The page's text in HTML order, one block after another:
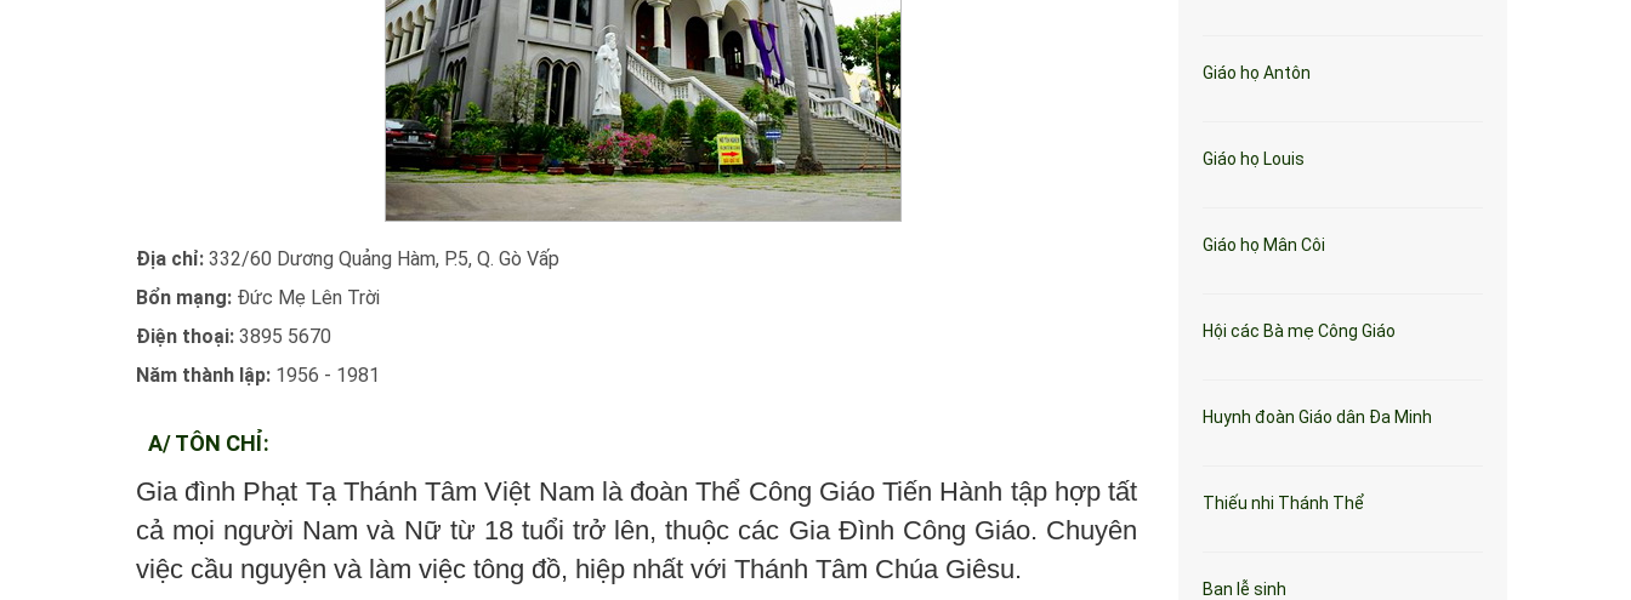
Địa chỉ: 332/60 Dương Quảng Hàm, P.5, Q. Gò Vấp
Bổn mạng: Đức Mẹ Lên Trời
Điện thoại: 3895 5670
Năm thành lập: 1956 - 1981
A/ TÔN CHỈ:
Gia đình Phạt Tạ Thánh Tâm Việt Nam là đoàn Thể Công Giáo Tiến Hành tập hợp tất
cả mọi người Nam và Nữ từ 18 tuổi trở lên, thuộc các Gia Đình Công Giáo. Chuyên
việc cầu nguyện và làm việc tông đồ, hiệp nhất với Thánh Tâm Chúa Giêsu.
Giáo họ Antôn
Giáo họ Louis
Giáo họ Mân Côi
Hội các Bà mẹ Công Giáo
Huynh đoàn Giáo dân Đa Minh
Thiếu nhi Thánh Thể
Ban lễ sinh